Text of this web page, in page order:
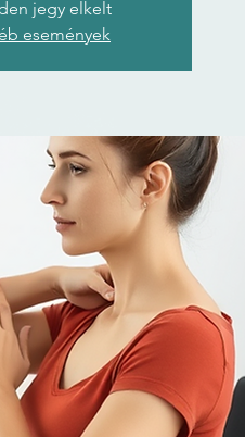
jegy elkelt
események